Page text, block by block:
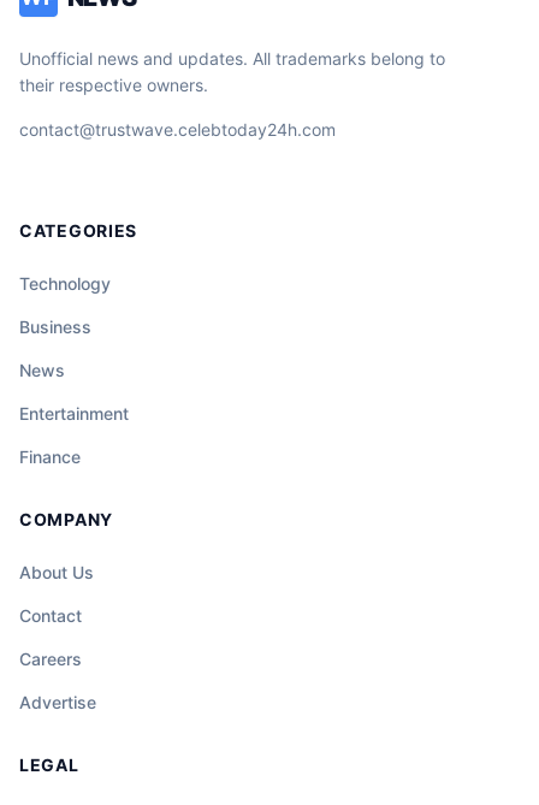
Unofficial news and updates. All trademarks belong to
their respective owners.
contact@trustwave.celebtoday24h.com
CATEGORIES
Technology
Business
News
Entertainment
Finance
COMPANY
About Us
Contact
Careers
Advertise
LEGAL